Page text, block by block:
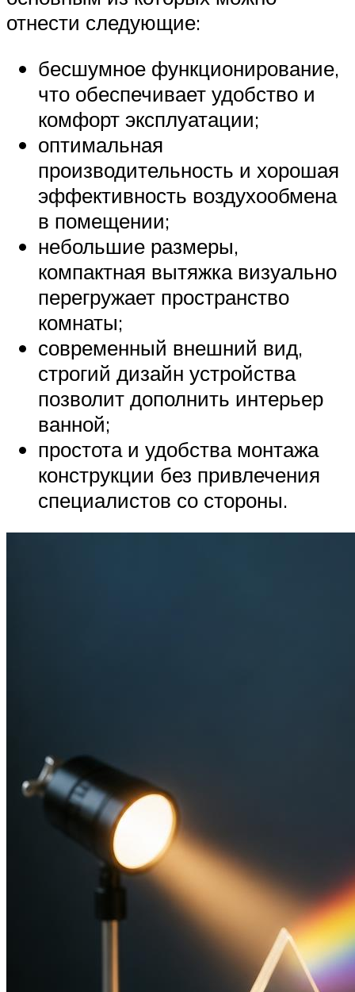
отнести следующие:
бесшумное функционирование,
что обеспечивает удобство и
комфорт эксплуатации;
оптимальная
производительность и хорошая
эффективность воздухообмена
в помещении;
небольшие размеры,
компактная вытяжка визуально
перегружает пространство
комнаты;
современный внешний вид,
строгий дизайн устройства
позволит дополнить интерьер
ванной;
простота и удобства монтажа
конструкции без привлечения
специалистов со стороны.